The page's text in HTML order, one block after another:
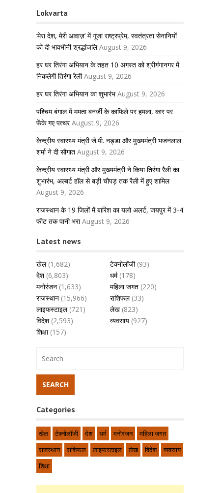
Lokvarta
‘मेरा देश, मेरी आवाज़’ में गूंजा राष्ट्रप्रेम, स्वतंत्रता सेनानियों
को दी भावभीनी श्रद्धांजलि August 9, 2026
हर घर तिरंगा अभियान के तहत 10 अगस्त को श्रीगंगानगर में
निकलेगी तिरंगा रैली August 9, 2026
हर घर तिरंगा अभियान का शुभारंभ August 9, 2026
पश्चिम बंगाल में ममता बनर्जी के काफिले पर हमला, कार पर
फेंके गए पत्थर August 9, 2026
केन्द्रीय स्वास्थ्य मंत्री जे.पी. नड्डा और मुख्यमंत्री भजनलाल
शर्मा ने दी सौगात August 9, 2026
केन्द्रीय स्वास्थ्य मंत्री और मुख्यमंत्री ने किया तिरंगा रैली का
शुभारंभ, अल्बर्ट हॉल से बड़ी चौपड़ तक रैली में हुए शामिल
August 9, 2026
राजस्थान के 19 जिलों में बारिश का यलो अलर्ट, जयपुर में 3-4
फीट तक पानी भरा August 9, 2026
Latest news
खेल(1,682) टेक्नोलॉजी(93)
देश(6,803) धर्म(178)
मनोरंजन (1,633) महिला जगत (220)
राजस्थान (15,966) राशिफल(33)
लाइफस्टाइल(721) लेख (823)
विदेश(2,593) व्यवसाय (927)
शिक्षा(157)
Categories
खेल टेक्नोलॉजी देश धर्म मनोरंजन
महिला जगत
राजस्थान
राशिफल लाइफस्टाइल लेख विदेश
व्यवसाय
शिक्षा